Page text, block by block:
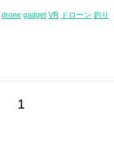
drone gadget VR ドローン 釣り
1